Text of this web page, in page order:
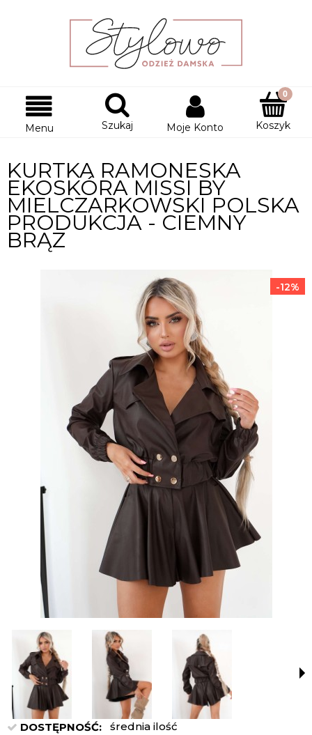
Menu Szukaj Moje Konto Koszyk
KURTKA RAMONESKA
EKOSKÓRA MISSI BY
MIELCZARKOWSKI POLSKA
PRODUKCJA - CIEMNY
BRĄZ
-12%
DOSTĘPNOŚĆ:
średnia ilość